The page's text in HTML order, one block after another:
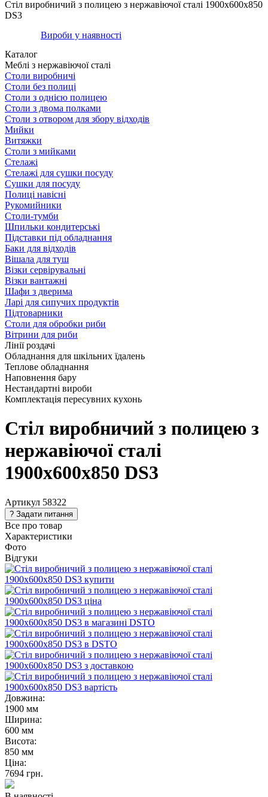
Стіл виробничий з полицею з нержавіючої сталі 1900х600х850
DS3
Вироби у наявності
Каталог
Меблі з нержавіючої сталі
Столи виробничі
Столи без полиці
Столи з однією полицею
Столи з двома полками
Столи з отвором для збору відходів
Мийки
Витяжки
Столи з мийками
Стелажі
Стелажі для сушки посуду
Сушки для посуду
Полиці навісні
Рукомийники
Столи-тумби
Шпильки кондитерські
Підставки під обладнання
Баки для відходів
Вішала для туш
Візки сервірувальні
Візки вантажні
Шафи з дверима
Ларі для сипучих продуктів
Підтоварники
Столи для обробки риби
Вітрини для риби
Лінії роздачі
Обладнання для шкільних їдалень
Теплове обладнання
Наповнення бару
Нестандартні вироби
Комплектація пересувних кухонь
Стіл виробничий з полицею з
нержавіючої сталі
1900х600х850 DS3
Артикул 58322
Все про товар
Характеристики
Фото
Відгуки
Довжина:
1900 мм
Ширина:
600 мм
Висота:
850 мм
Ціна:
7694 грн.